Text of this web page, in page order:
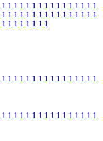
1 1 1 1 1 1 1 1 1 1 1 1 1 1 1 1
1 1 1 1 1 1 1 1 1 1 1 1 1 1 1 1
1 1 1 1 1 1 1 1
1 1 1 1 1 1 1 1 1 1 1 1 1 1 1 1
1 1 1 1 1 1 1 1 1 1 1 1 1 1 1 1